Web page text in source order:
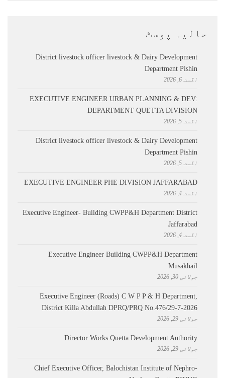
حالیہ پوسٹ
District livestock officer livestock & Dairy Development
Department Pishin
اگست 6, 2026
EXECUTIVE ENGINEER URBAN PLANNING & DEV:
DEPARTMENT QUETTA DIVISION
اگست 5, 2026
District livestock officer livestock & Dairy Development
Department Pishin
اگست 5, 2026
EXECUTIVE ENGINEER PHE DIVISION JAFFARABAD
اگست 4, 2026
Executive Engineer- Building CWPP&H Department District
Jaffarabad
اگست 4, 2026
Executive Engineer Building CWPP&H Department
Musakhail
جولائی 30, 2026
Executive Engineer (Roads) C W P P & H Department,
District Killa Abdullah ​DPRQ/PRQ No.476/29-7-2026
جولائی 29, 2026
Director Works Quetta Development Authority
جولائی 29, 2026
Chief Executive Officer, Balochistan Institute of Nephro-